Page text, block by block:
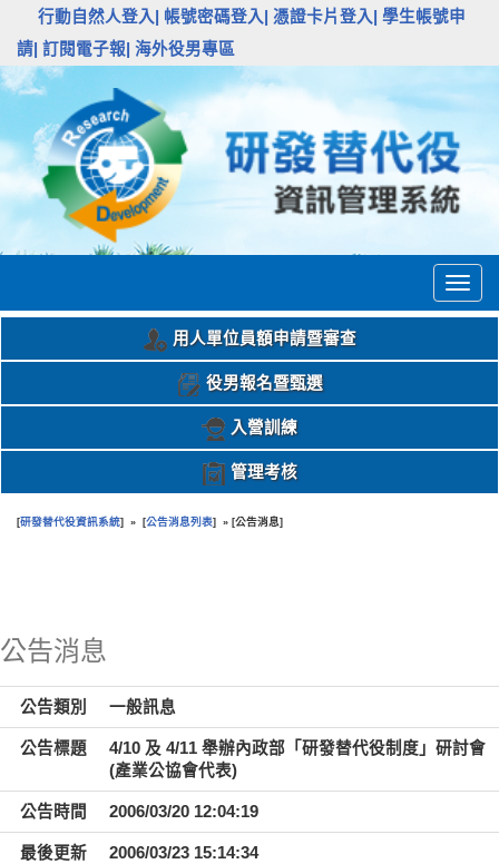
行動自然人登入| 帳號密碼登入| 憑證卡片登入|
學生帳號申
請| 訂閱電子報| 海外役男專區
用人單位員額申請暨審查
役男報名暨甄選
入營訓練
管理考核
[研發替代役資訊系統] » [公告消息列表] » [公告消息]
公告消息
公告類別 一般訊息
公告標題
4/10 及 4/11 舉辦內政部「研發替代役制度」研討會
(產業公協會代表)
公告時間 2006/03/20 12:04:19
最後更新
2006/03/23 15:14:34